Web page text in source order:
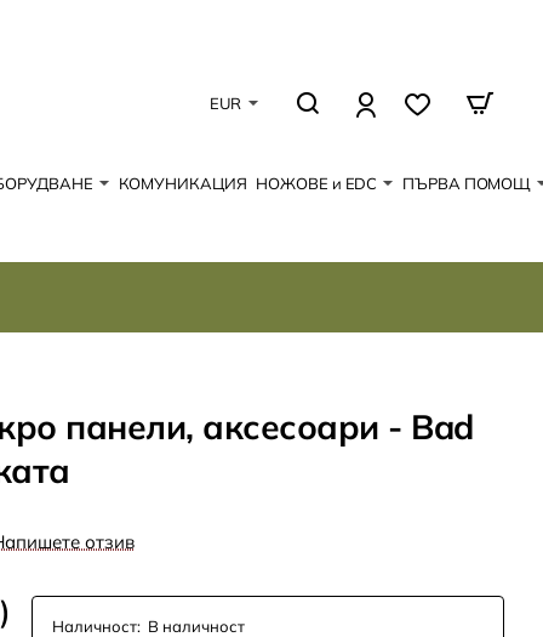
EUR
КОМУНИКАЦИЯ НОЖОВЕ и EDC ПЪРВА ПОМОЩ
панели, аксесоари - Bad
отзив
Наличност: В наличност